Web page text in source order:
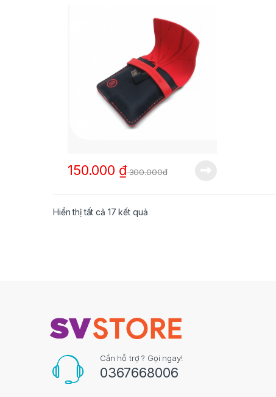
150.000 ₫300.000đ
Hiển thị tất cả 17 kết quả
Cần hỗ trợ ? Gọi ngay!
0367668006